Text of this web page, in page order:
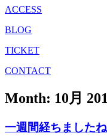
ACCESS
BLOG
TICKET
CONTACT
Month: 10月
一週間経ちましたね